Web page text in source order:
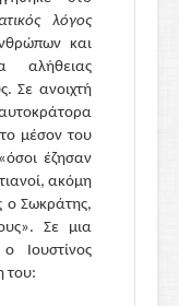
λόγος
και
αλήθειας
Σε ανοιχτή
μέσον του
έζησαν
ακόμη
ο Σωκράτης,
Σε μια
ο Ιουστίνος
του: